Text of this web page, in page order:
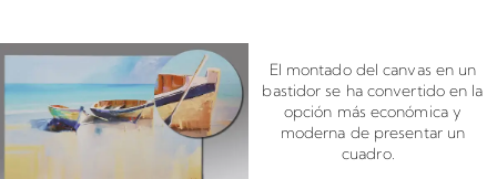
El montado del canvas en un
bastidor se ha convertido en la
opción más económica y
moderna de presentar un
cuadro.